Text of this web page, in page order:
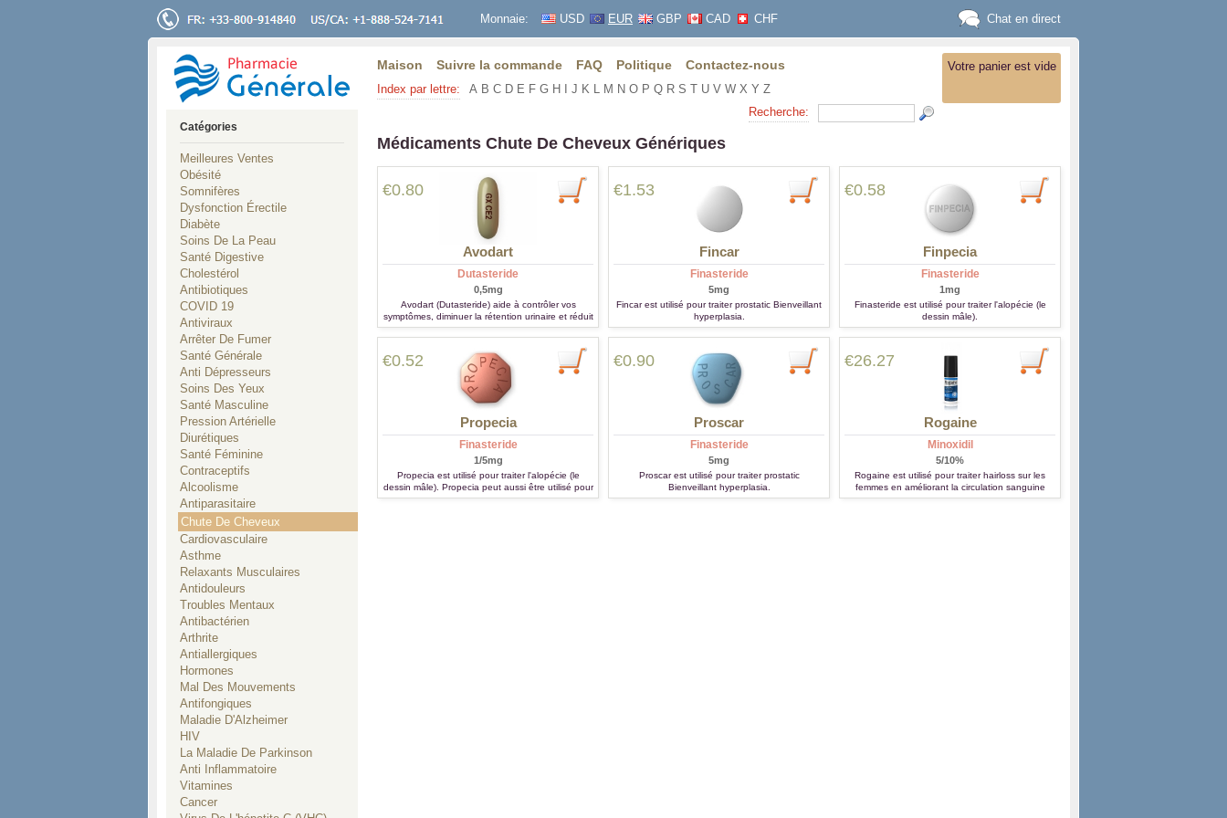
Monnaie: USD EUR GBP CAD CHF Chat en direct
Votre panier est vide
Maison Suivre la commande FAQ Politique Contactez-nous
Index par lettre: A B C D E F G H J K L M N O P Q R S T U V W X Y Z
Recherche:
Médicaments Chute De Cheveux Génériques
€0.80
Avodart
Dutasteride
0,5mg
Avodart (Dutasteride) aide à contrôler vos
symptômes, diminuer la rétention urinaire et réduit
votre risque d'avoir besoin de la chirurgie.
€1.53
Fincar
Finasteride
5mg
Fincar est utilisé pour traiter prostatic Bienveillant
hyperplasia.
€0.58
Finpecia
Finasteride
1mg
Finasteride est utilisé pour traiter l'alopécie (le
dessin mâle).
€0.52
Propecia
Finasteride
1/5mg
Propecia est utilisé pour traiter l'alopécie (le
dessin mâle). Propecia peut aussi être utilisé pour
traiter le cancer de prostate et prostatic
€0.90
Proscar
Finasteride
5mg
Proscar est utilisé pour traiter prostatic
Bienveillant hyperplasia.
€26.27
Rogaine
Minoxidil
5/10%
Rogaine est utilisé pour traiter hairloss sur les
femmes en améliorant la circulation sanguine
dans les vaisseaux du cuir chevelu. Il peut être
Catégories
Meilleures Ventes
Obésité
Somnifères
Dysfonction Érectile
Diabète
Soins De La Peau
Santé Digestive
Cholestérol
Antibiotiques
COVID 19
Antiviraux
Arrêter De Fumer
Santé Générale
Anti Dépresseurs
Soins Des Yeux
Santé Masculine
Pression Artérielle
Diurétiques
Santé Féminine
Contraceptifs
Alcoolisme
Antiparasitaire
Chute De Cheveux
Cardiovasculaire
Asthme
Relaxants Musculaires
Antidouleurs
Troubles Mentaux
Antibactérien
Arthrite
Antiallergiques
Hormones
Mal Des Mouvements
Antifongiques
Maladie D'Alzheimer
HIV
La Maladie De Parkinson
Anti Inflammatoire
Vitamines
Cancer